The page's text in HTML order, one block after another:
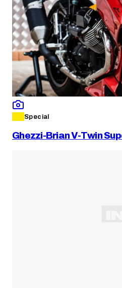
Special
Ghezzi-Brian V-Twin